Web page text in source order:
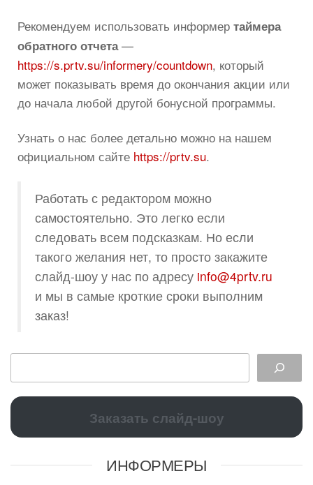
Рекомендуем использовать информер таймера
обратного отчета—
https://s.prtv.su/informery/countdown, который
может показывать время до окончания акции или
до начала любой другой бонусной программы.
Узнать о нас более детально можно на нашем
официальном сайте https://prtv.su.
Работать с редактором можно
самостоятельно. Это легко если
следовать всем подсказкам. Но если
такого желания нет, то просто закажите
слайд-шоу у нас по адресу info@4prtv.ru
и мы в самые кроткие сроки выполним
заказ!
Заказать слайд-шоу
ИНФОРМЕРЫ